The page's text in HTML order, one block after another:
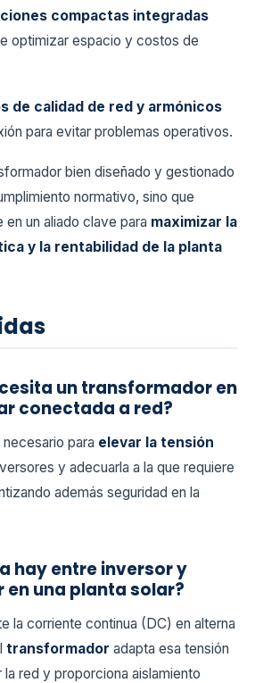
compactas integradas
optimizar espacio y costos de
de calidad de red y armónicos
para evitar problemas operativos.
bien diseñado y gestionado
normativo, sino que
un aliado clave para maximizar la
y la rentabilidad de la planta
un transformador en
conectada a red?
para elevar la tensión
y adecuarla a la que requiere
además seguridad en la
hay entre inversor y
una planta solar?
la corriente continua (DC) en alterna
transformador adapta esa tensión
red y proporciona aislamiento